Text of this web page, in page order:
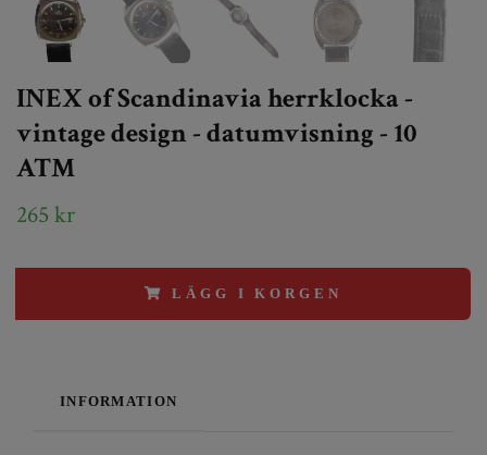
INEX of Scandinavia herrklocka -
vintage design - datumvisning - 10
ATM
265 kr
LÄGG I KORGEN
INFORMATION